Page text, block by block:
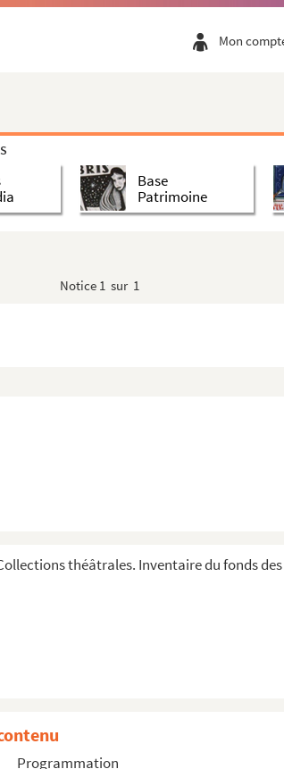
Mon
Base
Patrimoine
Notice 1 sur 1
théâtrales. Inventaire du fonds
4 actes
Programmation